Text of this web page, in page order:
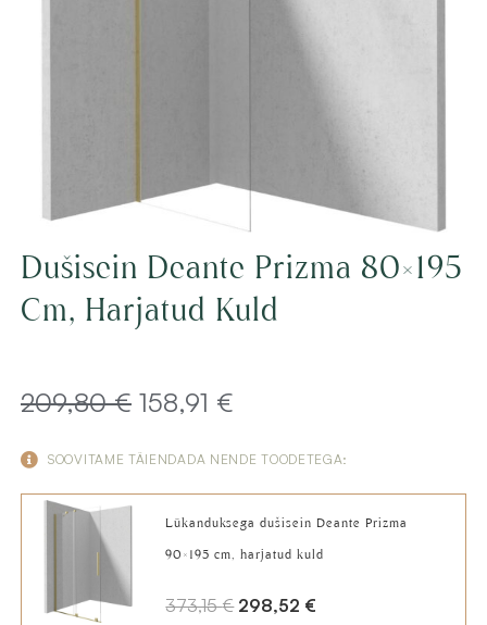
Dušisein Deante Prizma 80×195
Cm, Harjatud Kuld
209,80€ Algne
hind
oli:
209,80 €.
158,91 €
price
is:
158,91 €.
SOOVITAME TÄIENDADA NENDE TOODETEGA:
Lükanduksega dušisein Deante Prizma
90×195 cm, harjatud kuld
373,15€ A
298,52 €